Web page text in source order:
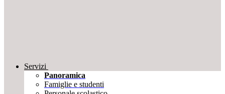
Servizi
Panoramica
Famiglie e studenti